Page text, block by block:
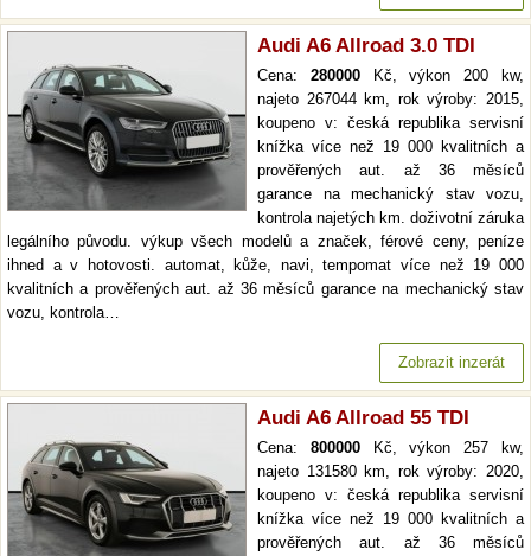
Audi A6 Allroad 3.0 TDI
Cena: 280000Kč, výkon 200 kw,
najeto 267044 km, rok výroby: 2015,
koupeno v: česká republika servisní
knížka více než 19 000 kvalitních a
prověřených aut. až 36 měsíců
garance na mechanický stav vozu,
kontrola najetých km. doživotní záruka
legálního původu. výkup všech modelů a značek, férové ceny, peníze
ihned a v hotovosti. automat, kůže, navi, tempomat více než 19 000
kvalitních a prověřených aut. až 36 měsíců garance na mechanický stav
vozu, kontrola…
Zobrazit inzerát
Audi A6 Allroad 55 TDI
Cena: 800000Kč, výkon 257 kw,
najeto 131580 km, rok výroby: 2020,
koupeno v: česká republika servisní
knížka více než 19 000 kvalitních a
prověřených aut. až 36 měsíců